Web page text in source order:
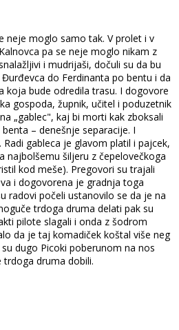
neje moglo samo tak. V prolet i v
pa se neje moglo nikam z
i mudrijaši, dočuli su da bu
do Ferdinanta po bentu i da
koja bude odredila trasu. I dogovore
gospoda, župnik, učitel i poduzetnik
„gablec", kaj bi morti kak zboksali
– denešnje separacije. I
gableca je glavom platil i pajcek,
najbolšemu šiljeru z čepelovečkoga
kod meše). Pregovori su trajali
i dogovorena je gradnja toga
radovi počeli ustanovilo se da je na
trdoga druma delati pak su
pilote slagali i onda z šodrom
da je taj komadiček koštal više neg
dugo Picoki poberunom na nos
trdoga druma dobili.